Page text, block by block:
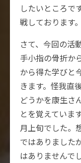
したいところで
戦しております。
さて、今回の活
手小指の骨折か
から得た学びと
きます。怪我直
どうかを康生さ
とを覚えていま
月上旬でした。
ではありました
はありませんで